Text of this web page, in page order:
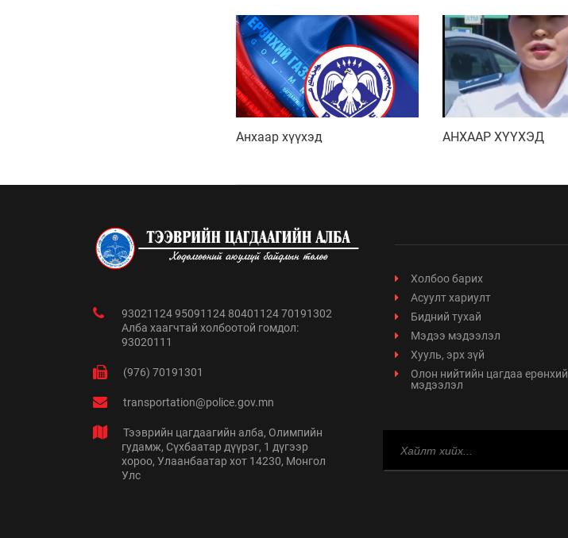
Анхаар хүүхэд АНХААР ХҮҮХЭД
93021124 95091124 80401124 70191302
Алба хаагчтай холбоотой гомдол:
93020111
(976) 70191301
transportation@police.gov.mn
Тээврийн цагдаагийн алба, Олимпийн
гудамж, Сүхбаатар дүүрэг, 1 дүгээр
хороо, Улаанбаатар хот 14230, Монгол
Улс
Холбоо барих
Асуулт хариулт
Бидний тухай
Мэдээ мэдээлэл
Хууль, эрх зүй
Олон нийтийн цагдаа ерөнхий
мэдээлэл